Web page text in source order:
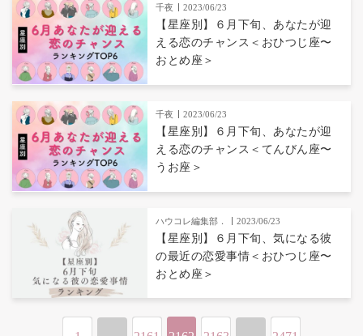
千夜 2023/06/23
【星座別】６月下旬、あなたが迎
える恋のチャンス＜おひつじ座〜
おとめ座＞
千夜 2023/06/23
【星座別】６月下旬、あなたが迎
える恋のチャンス＜てんびん座〜
うお座＞
ハウコレ編集部． 2023/06/23
【星座別】６月下旬、気になる彼
の最近の恋愛事情＜おひつじ座〜
おとめ座＞